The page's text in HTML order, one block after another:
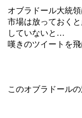
オブラドール大統
市場は放っておく
していないと…
嘆きのツイートを飛
このオブラドール